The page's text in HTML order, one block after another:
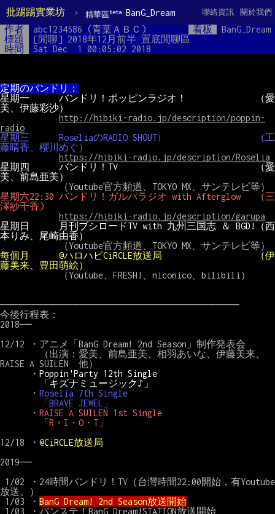
批踢踢實業坊 › 精華區beta BanG_Dream 關於我們
聯絡資訊
作者 abc1234586 (青葉ＡＢＣ) 看板
BanG_Dream
標題
[閒聊] 2018年12月前半 置底閒聊區
時間
Sat Dec  1 00:05:02 2018
定期のバンドリ：
星期一      バンドリ！ポッピンラジオ！              （愛
美、伊藤彩沙）
http://hibiki-radio.jp/description/poppin-
radio
星期三      RoseliaのRADIO SHOUT!                   （工
藤晴香、櫻川めぐ）
https://hibiki-radio.jp/description/Roselia
星期四      バンドリ！TV                            （愛
美、前島亜美）
星期六22:30 バンドリ！ガルパラジオ with Afterglow   （三
澤紗千香)
https://hibiki-radio.jp/description/garupa
星期日      月刊ブシロードTV with 九州三国志 ＆ BGD!（西
本りみ、尾崎由香）
每個月      @ハロハピCiRCLE放送局                   （伊
藤美来、豊田萌絵）
───────────────────────────────────────
今後行程表：
2018──
12/12 ・アニメ「BanG Dream! 2nd Season」制作発表会
RAISE A SUILEN　他）
      ・
Poppin'Party 12th Single
「キズナミュージック♪」
      ・
Roselia 7th Single
「BRAVE JEWEL」
      ・
RAISE A SUILEN 1st Single
「R・I・O・T」
12/18 ・ @CiRCLE放送局
2019──
放送。）
1/03 ・ BanG Dream! 2nd Season放送開始